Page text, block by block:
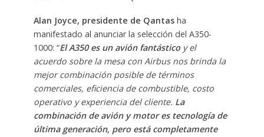
Alan Joyce, presidente de Qantasha
manifestado al anunciar la selección del A350-
1000: “El A350 es un avión fantásticoy el
acuerdo sobre la mesa con Airbus nos brinda la
mejor combinación posible de términos
comerciales, eficiencia de combustible, costo
operativo y experiencia del cliente. La
combinación de avión y motor es tecnología de
última generación, pero está completamente